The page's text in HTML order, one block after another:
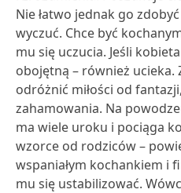
Nie łatwo jednak go
wyczuć. Chce być
mu się uczucia. Jeśli
obojętną – również ucieka.
odróżnić miłości od
zahamowania. Na
ma wiele uroku i pociąga
wzorce od rodziców –
wspaniałym kochankiem i
mu się ustabilizować.